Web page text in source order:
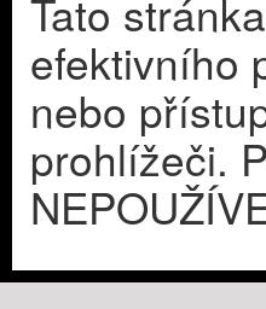
Tato
efektivního
nebo
prohlížeči.